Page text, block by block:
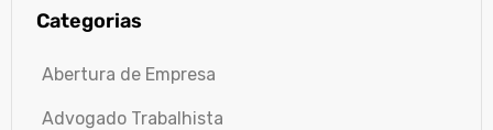
Categorias
Abertura de Empresa
Advogado Trabalhista